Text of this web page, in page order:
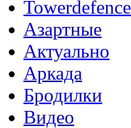
Towerdefence
Азартные
Актуально
Аркада
Бродилки
Видео